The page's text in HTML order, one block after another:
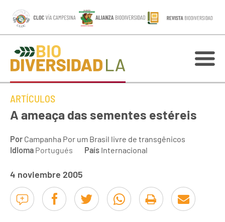
ARTÍCULOS
A ameaça das sementes estéreis
Por Campanha Por um Brasil livre de transgênicos
Idioma Portugués País Internacional
4 noviembre 2005